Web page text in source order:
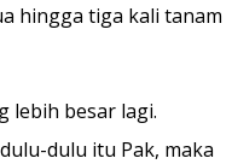
hingga tiga kali tanam
lebih besar lagi.
dulu itu Pak, maka